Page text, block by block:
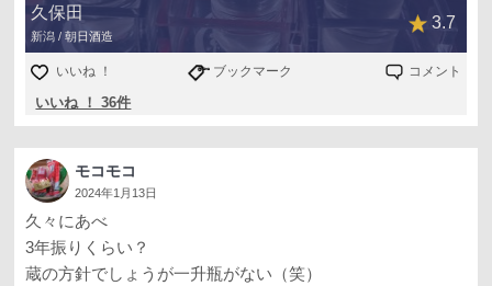
久保田
新潟 / 朝日酒造
3.7
いいね ！ ブックマーク コメント
いいね ！ 36件
モコモコ
2024年1月13日
久々にあべ
3年振りくらい？
蔵の方針でしょうが一升瓶がない（笑）